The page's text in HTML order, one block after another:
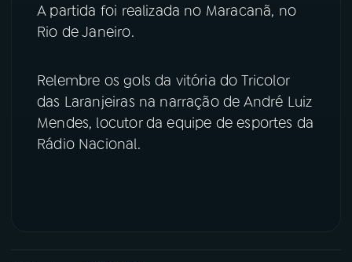
YouTube Facebook
A partida foi realizada no Maracanã, no
Rio de Janeiro.
Relembre os gols da vitória do Tricolor
das Laranjeiras na narração de André Luiz
Mendes, locutor da equipe de esportes da
Rádio Nacional.